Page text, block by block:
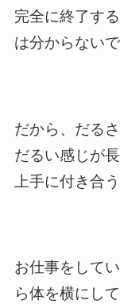
完全に終了す
は分からないで
だから、だる
だるい感じが
上手に付き合
お仕事をして
ら体を横にし